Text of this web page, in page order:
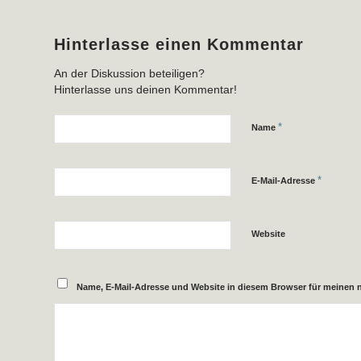
Hinterlasse einen Kommentar
An der Diskussion beteiligen?
Hinterlasse uns deinen Kommentar!
Name *
E-Mail-Adresse *
Website
Name, E-Mail-Adresse und Website in diesem Browser für meinen